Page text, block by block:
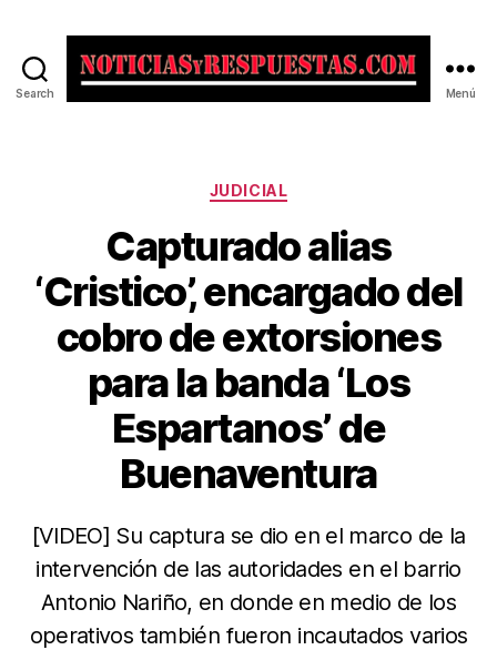
Search Menú
Categorías
JUDICIAL
Capturado alias
‘Cristico’, encargado del
cobro de extorsiones
para la banda ‘Los
Espartanos’ de
Buenaventura
[VIDEO] Su captura se dio en el marco de la
intervención de las autoridades en el barrio
Antonio Nariño, en donde en medio de los
operativos también fueron incautados varios